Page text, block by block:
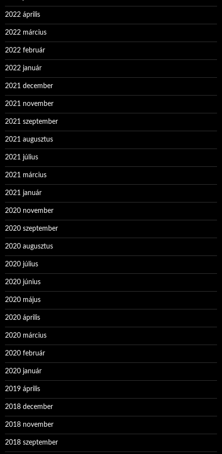
2022 április
2022 március
2022 február
2022 január
2021 december
2021 november
2021 szeptember
2021 augusztus
2021 július
2021 március
2021 január
2020 november
2020 szeptember
2020 augusztus
2020 július
2020 június
2020 május
2020 április
2020 március
2020 február
2020 január
2019 április
2018 december
2018 november
2018 szeptember